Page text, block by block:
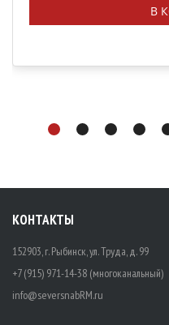
В
КОНТАКТЫ
152903, г. Рыбинск, ул. Труда, д. 99
+7 (915) 971-14-38 (многоканальный)
info@seversnabRM.ru